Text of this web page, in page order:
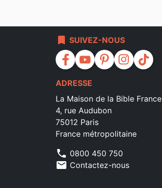
bookmark SUIVEZ-NOUS
facebook youtube pinterest instagram tiktok
ADRESSE
La Maison de la Bible France
4, rue Audubon
75012 Paris
France métropolitaine
phone 0800 450 750
mail Contactez-nous